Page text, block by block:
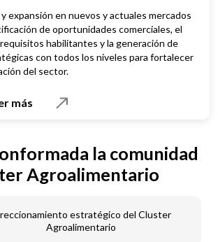
expansión en nuevos y actuales mercados
de oportunidades comerciales, el
habilitantes y la generación de
con todos los niveles para fortalecer
del sector.
más
la comunidad
Agroalimentario
estratégico del Cluster
Agroalimentario